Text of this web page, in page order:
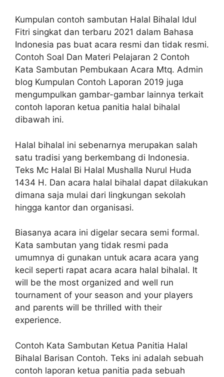
Kumpulan contoh sambutan Halal Bihalal Idul
Fitri singkat dan terbaru 2021 dalam Bahasa
Indonesia pas buat acara resmi dan tidak resmi.
Contoh Soal Dan Materi Pelajaran 2 Contoh
Kata Sambutan Pembukaan Acara Mtq. Admin
blog Kumpulan Contoh Laporan 2019 juga
mengumpulkan gambar-gambar lainnya terkait
contoh laporan ketua panitia halal bihalal
dibawah ini.
Halal bihalal ini sebenarnya merupakan salah
satu tradisi yang berkembang di Indonesia.
Teks Mc Halal Bi Halal Mushalla Nurul Huda
1434 H. Dan acara halal bihalal dapat dilakukan
dimana saja mulai dari lingkungan sekolah
hingga kantor dan organisasi.
Biasanya acara ini digelar secara semi formal.
Kata sambutan yang tidak resmi pada
umumnya di gunakan untuk acara acara yang
kecil seperti rapat acara acara halal bihalal. It
will be the most organized and well run
tournament of your season and your players
and parents will be thrilled with their
experience.
Contoh Kata Sambutan Ketua Panitia Halal
Bihalal Barisan Contoh. Teks ini adalah sebuah
contoh laporan ketua panitia pada sebuah